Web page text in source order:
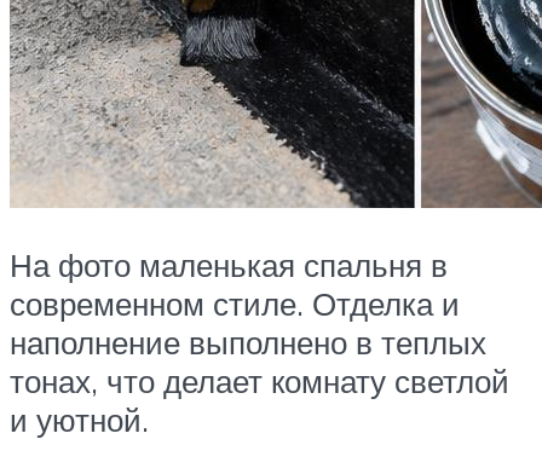
На фото маленькая спальня в
современном стиле. Отделка и
наполнение выполнено в теплых
тонах, что делает комнату светлой
и уютной.